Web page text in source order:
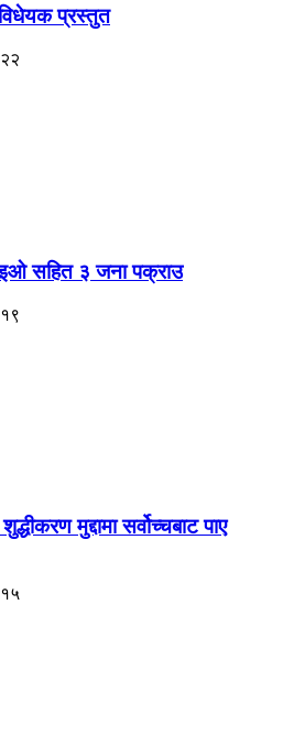
विधेयक प्रस्तुत
सहित ३ जना पक्राउ
मुद्दामा सर्वोच्चबाट पाए